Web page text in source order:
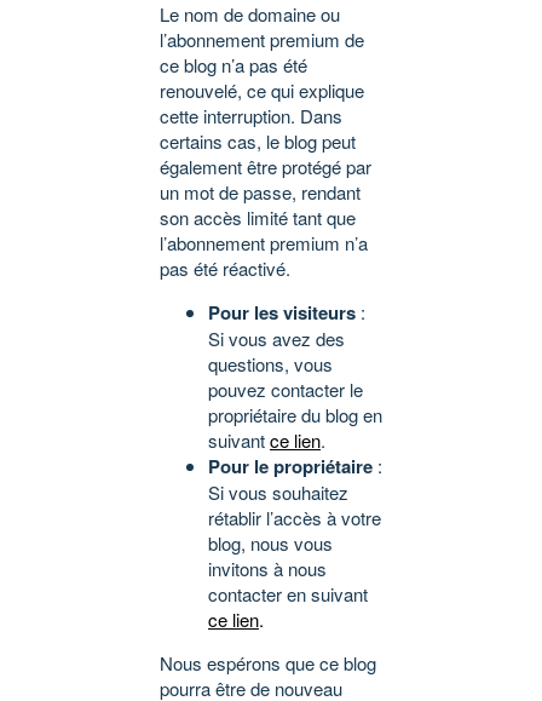
Le nom de domaine ou
l’abonnement premium de
ce blog n’a pas été
renouvelé, ce qui explique
cette interruption. Dans
certains cas, le blog peut
également être protégé par
un mot de passe, rendant
son accès limité tant que
l’abonnement premium n’a
pas été réactivé.
Pour les visiteurs :
Si vous avez des
questions, vous
pouvez contacter le
propriétaire du blog en
suivantce lien.
Pour le propriétaire :
Si vous souhaitez
rétablir l’accès à votre
blog, nous vous
invitons à nous
contacter en suivant
ce lien.
Nous espérons que ce blog
pourra être de nouveau